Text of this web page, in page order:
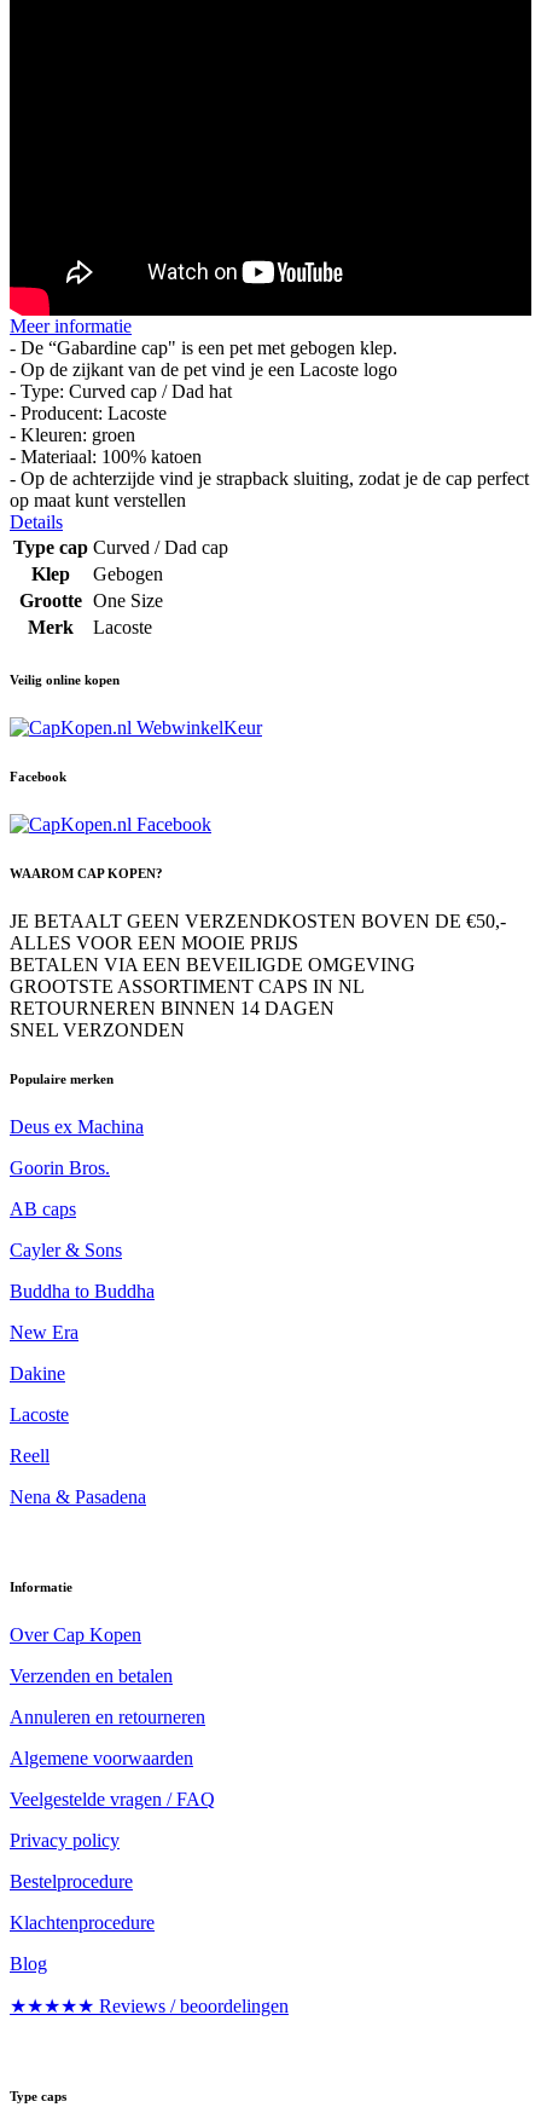
Meer informatie
- De “Gabardine cap" is een pet met gebogen klep.
- Op de zijkant van de pet vind je een Lacoste logo
- Type: Curved cap / Dad hat
- Producent: Lacoste
- Kleuren: groen
- Materiaal: 100% katoen
- Op de achterzijde vind je strapback sluiting, zodat je de cap perfect
op maat kunt verstellen
Details
Type cap Curved / Dad cap
Klep
Gebogen
Grootte One Size
Merk
Lacoste
Veilig online kopen
Facebook
WAAROM CAP KOPEN?
JE BETAALT GEEN VERZENDKOSTEN BOVEN DE €50,-
ALLES VOOR EEN MOOIE PRIJS
BETALEN VIA EEN BEVEILIGDE OMGEVING
GROOTSTE ASSORTIMENT CAPS IN NL
RETOURNEREN BINNEN 14 DAGEN
SNEL VERZONDEN
Populaire merken
Deus ex Machina
Goorin Bros.
AB caps
Cayler & Sons
Buddha to Buddha
New Era
Dakine
Lacoste
Reell
Nena & Pasadena
Informatie
Over Cap Kopen
Verzenden en betalen
Annuleren en retourneren
Algemene voorwaarden
Veelgestelde vragen / FAQ
Privacy policy
Bestelprocedure
Klachtenprocedure
Blog
★★★★★ Reviews / beoordelingen
Type caps